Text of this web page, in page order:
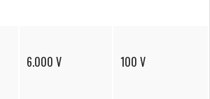
6.000 V 100 V